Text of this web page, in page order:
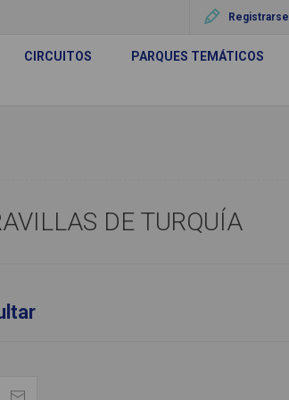
Registrarse
CIRCUITOS
PARQUES TEMÁTICOS
DE TURQUÍA